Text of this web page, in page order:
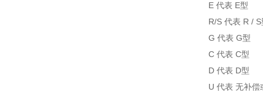
E 代表 E型
R/S 代表 R / S
G 代表 G型
C 代表 C型
D 代表 D型
U 代表 无补偿